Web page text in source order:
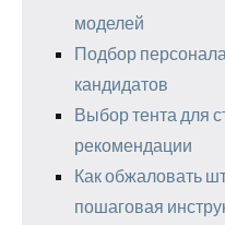
моделей
Подбор
кандидатов
Выбор тента для
рекомендации
Как обжаловать
пошаговая